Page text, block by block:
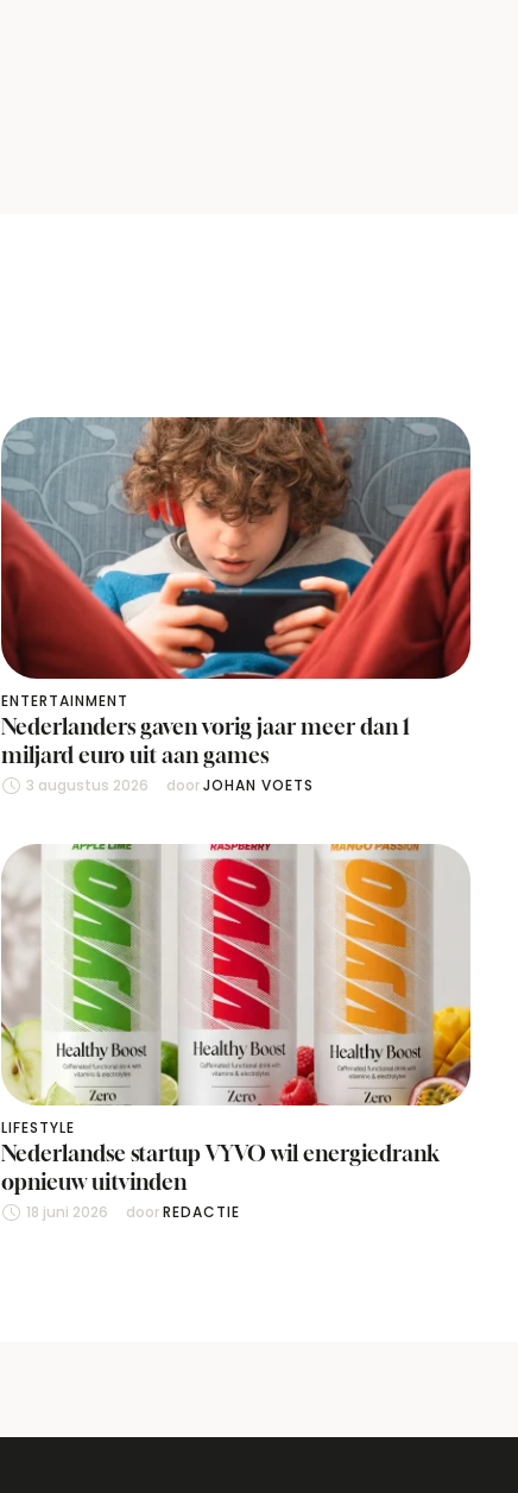
ENTERTAINMENT
Nederlanders gaven vorig jaar meer dan 1
miljard euro uit aan games
3 augustus 2026 door JOHAN VOETS
LIFESTYLE
Nederlandse startup VYVO wil energiedrank
opnieuw uitvinden
18 juni 2026 door REDACTIE